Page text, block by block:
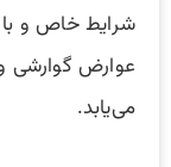
شرایط خاص و
عوارض گوارشی
می‌یابد.